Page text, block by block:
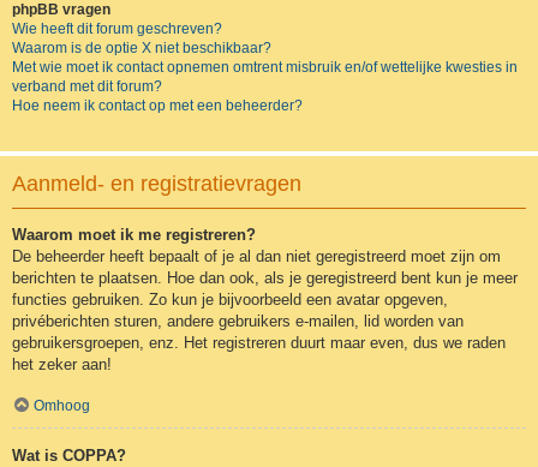
phpBB vragen
Wie heeft dit forum geschreven?
Waarom is de optie X niet beschikbaar?
Met wie moet ik contact opnemen omtrent misbruik en/of wettelijke kwesties in
verband met dit forum?
Hoe neem ik contact op met een beheerder?
Aanmeld- en registratievragen
Waarom moet ik me registreren?
De beheerder heeft bepaalt of je al dan niet geregistreerd moet zijn om
berichten te plaatsen. Hoe dan ook, als je geregistreerd bent kun je meer
functies gebruiken. Zo kun je bijvoorbeeld een avatar opgeven,
privéberichten sturen, andere gebruikers e-mailen, lid worden van
gebruikersgroepen, enz. Het registreren duurt maar even, dus we raden
het zeker aan!
Omhoog
Wat is COPPA?